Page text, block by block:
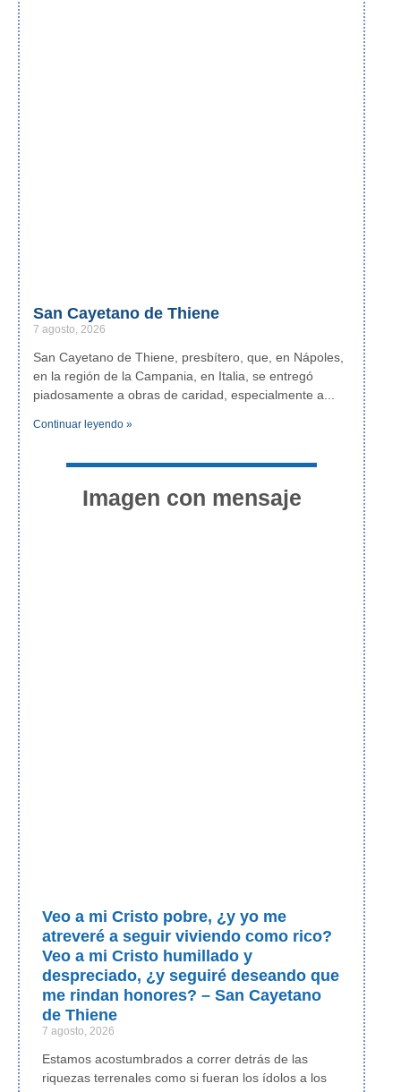
San Cayetano de Thiene
7 agosto, 2026
San Cayetano de Thiene, presbítero, que, en Nápoles,
en la región de la Campania, en Italia, se entregó
piadosamente a obras de caridad, especialmente a
Continuar leyendo »
Imagen con mensaje
Veo a mi Cristo pobre, ¿y yo me
atreveré a seguir viviendo como rico?
Veo a mi Cristo humillado y
despreciado, ¿y seguiré deseando que
me rindan honores? – San Cayetano
de Thiene
7 agosto, 2026
Estamos acostumbrados a correr detrás de las
riquezas terrenales como si fueran los ídolos a los